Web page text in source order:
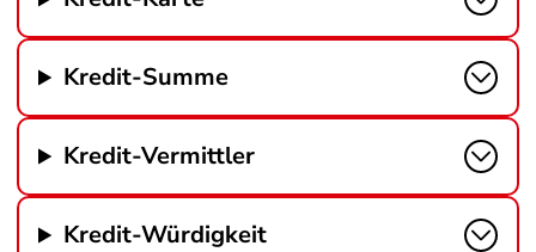
Kredit-Summe
Kredit-Vermittler
Kredit-Würdigkeit